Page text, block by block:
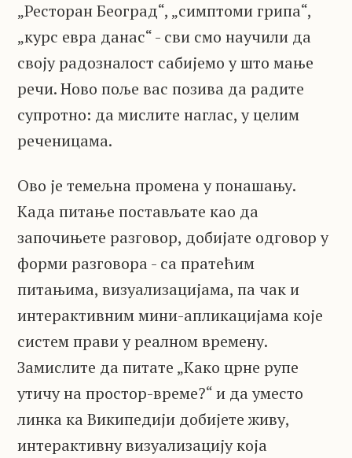
„Ресторан Београд“, „симптоми грипа“,
„курс евра данас“ - сви смо научили да
своју радозналост сабијемо у што мање
речи. Ново поље вас позива да радите
супротно: да мислите наглас, у целим
реченицама.
Ово је темељна промена у понашању.
Када питање постављате као да
започињете разговор, добијате одговор у
форми разговора - са пратећим
питањима, визуализацијама, па чак и
интерактивним мини-апликацијама које
систем прави у реалном времену.
Замислите да питате „Како црне рупе
утичу на простор-време?“ и да уместо
линка ка Википедији добијете живу,
интерактивну визуализацију која